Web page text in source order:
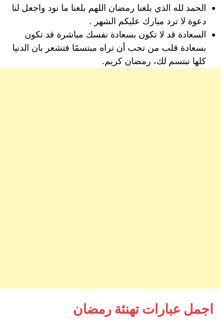
الحمد لله الذي بلغنا رمضان اللهم بلغنا ما نود واجعل لنا
دعوة لا ترد مبارك عليكم الشهر .
السعادة قد لا تكون بسعادة نفسك مباشرة قد تكون
بسعادة قلب من تحب أن تراه مبتسمًا فتشعر بان الدنيا
كلها تبتسم لك، رمضان كريم.
اجمل عبارات تهنئة رمضان